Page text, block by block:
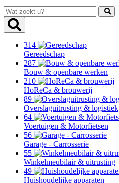
Wat
zoekt
u?
314
Gereedschap
287
Bouw & openbare werken
210
HoReCa & brouwerij
89
Overslaguitrusting & logistiek
64
Voertuigen & Motorfietsen
56
Garage - Carrosserie
55
Winkelmeubilair & uitrusting
49
Huishoudelijke apparaten